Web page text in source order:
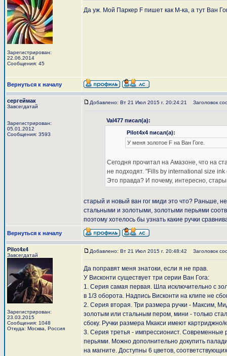
Зарегистрирован:
22.06.2014
Сообщения: 45
Да уж. Мой Паркер F пишет как М-ка, а тут Ван
Вернуться к началу
сергеймак
Завсегдатай
Зарегистрирован:
05.01.2012
Сообщения: 3593
Добавлено: Вт 21 Июл 2015 г. 20:24:21 Заголовок
Val477 писал(а):
Pilot4x4 писал(а):
У меня золотое F на Ван Гоге.
Сегодня прочитал на Амазоне, что на
не подходят. "Fills by international size
Это правда? И почему, интересно,
старый и новый ван гог миди это что? Раньше,
стальными и золотыми, золотыми перьями
поэтому хотелось бы узнать какие ручки
Вернуться к началу
Pilot4x4
Завсегдатай
Зарегистрирован:
23.03.2015
Сообщения: 1048
Откуда: Москва, Россия
Добавлено: Вт 21 Июл 2015 г. 20:48:42 Заголовок
Да поправят меня знатоки, если я не прав.
У Висконти существует три серии Ван Гога:
1. Серия самая первая. Шла исключительно с
в 1/3 оборота. Надпись Висконти на клипе не
2. Серия вторая. Три размера ручки - Максим,
золотым или стальным пером, мини - только
сбоку. Ручки размера Мкакси имеют
3. Серия третья - импрессионист.
перьями. Можно дополнительно докупить
на магните. Доступны 6 цветов,